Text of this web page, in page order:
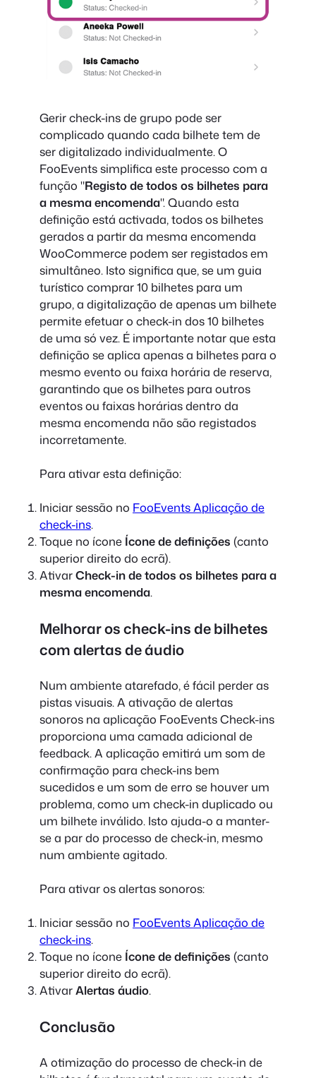
Gerir check-ins de grupo pode ser
complicado quando cada bilhete tem de
ser digitalizado individualmente. O
FooEvents simplifica este processo com a
função "Registo de todos os bilhetes para
a mesma encomenda". Quando esta
definição está activada, todos os bilhetes
gerados a partir da mesma encomenda
WooCommerce podem ser registados em
simultâneo. Isto significa que, se um guia
turístico comprar 10 bilhetes para um
grupo, a digitalização de apenas um bilhete
permite efetuar o check-in dos 10 bilhetes
de uma só vez. É importante notar que esta
definição se aplica apenas a bilhetes para o
mesmo evento ou faixa horária de reserva,
garantindo que os bilhetes para outros
eventos ou faixas horárias dentro da
mesma encomenda não são registados
incorretamente.
Para ativar esta definição:
Iniciar sessão no FooEvents Aplicação de
check-ins.
Toque no ícone Ícone de definições (canto
superior direito do ecrã).
AtivarCheck-in de todos os bilhetes para a
mesma encomenda.
Melhorar os check-ins de bilhetes
com alertas de áudio
Num ambiente atarefado, é fácil perder as
pistas visuais. A ativação de alertas
sonoros na aplicação FooEvents Check-ins
proporciona uma camada adicional de
feedback. A aplicação emitirá um som de
confirmação para check-ins bem
sucedidos e um som de erro se houver um
problema, como um check-in duplicado ou
um bilhete inválido. Isto ajuda-o a manter-
se a par do processo de check-in, mesmo
num ambiente agitado.
Para ativar os alertas sonoros:
Iniciar sessão no FooEvents Aplicação de
check-ins.
Toque no ícone Ícone de definições (canto
superior direito do ecrã).
AtivarAlertas áudio.
Conclusão
A otimização do processo de check-in de